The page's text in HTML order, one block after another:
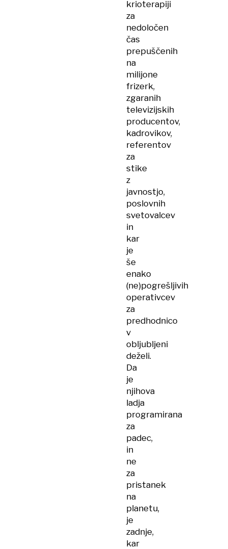
krioterapiji
za
nedoločen
čas
prepuščenih
na
milijone
frizerk,
zgaranih
televizijskih
producentov,
kadrovikov,
referentov
za
stike
z
javnostjo,
poslovnih
svetovalcev
in
kar
je
še
enako
(ne)pogrešljivih
operativcev
za
predhodnico
v
obljubljeni
deželi.
Da
je
njihova
ladja
programirana
za
padec,
in
ne
za
pristanek
na
planetu,
je
zadnje,
kar